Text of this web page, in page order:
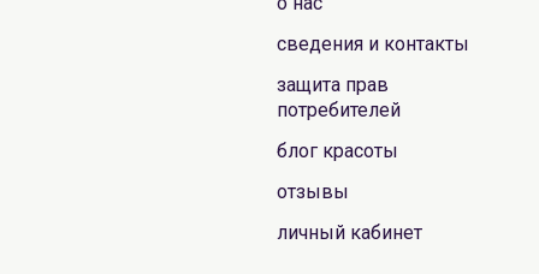
сведения и контакты
защита прав
потребителей
блог красоты
отзывы
личный кабинет